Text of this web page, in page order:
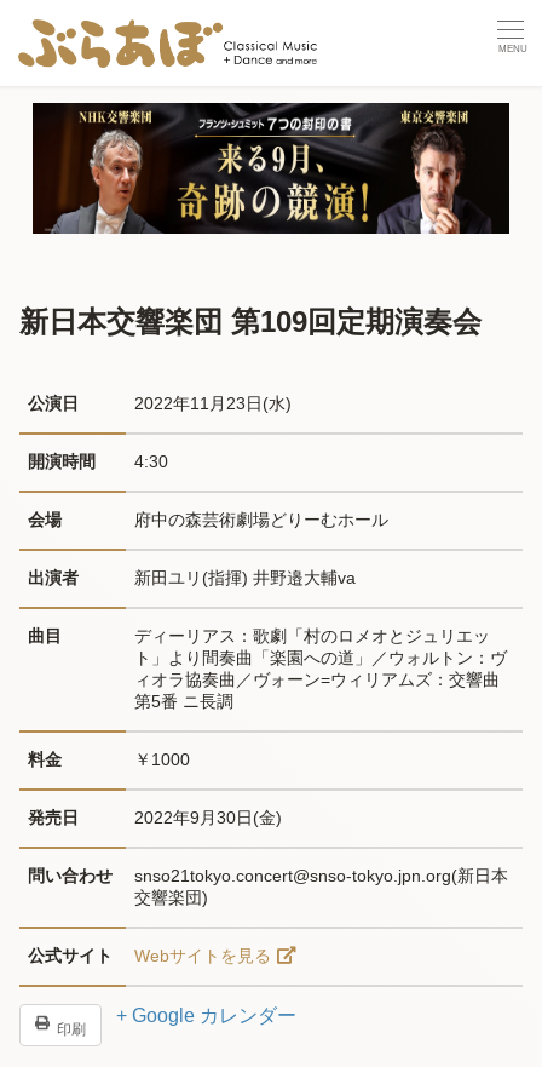
新日本交響楽団 第109回定期演奏会
公演日 2022年11月23日(水)
開演時間 4:30
会場 府中の森芸術劇場どりーむホール
出演者 新田ユリ(指揮) 井野邉大輔va
曲目
ディーリアス：歌劇「村のロメオとジュリエッ
ト」より間奏曲「楽園への道」／ウォルトン：ヴ
ィオラ協奏曲／ヴォーン=ウィリアムズ：交響曲
第5番 ニ長調
料金 ￥1000
発売日 2022年9月30日(金)
問い合わせ
snso21tokyo.concert@snso-tokyo.jpn.org(新日本
交響楽団)
公式サイト Webサイトを見る
印刷
+ Google カレンダー